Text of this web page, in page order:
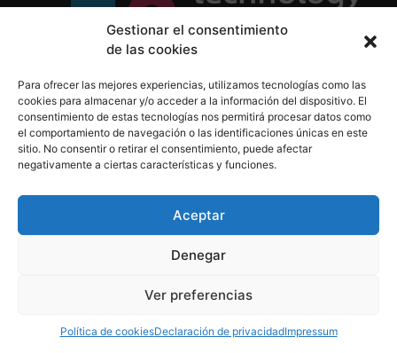
Gestionar el consentimiento
de las cookies
Para ofrecer las mejores experiencias, utilizamos tecnologías como las
cookies para almacenar y/o acceder a la información del dispositivo. El
consentimiento de estas tecnologías nos permitirá procesar datos como
el comportamiento de navegación o las identificaciones únicas en este
sitio. No consentir o retirar el consentimiento, puede afectar
negativamente a ciertas características y funciones.
Aceptar
Denegar
Ver preferencias
Política de cookiesDeclaración de privacidadImpressum
Política de Cookies
Aviso Legal
910 607 564
derechos reservados